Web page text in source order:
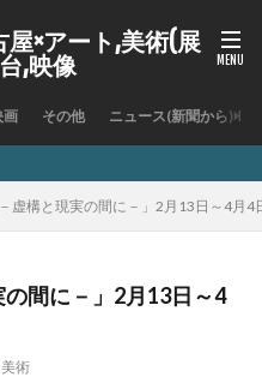
屋×アート,美術(展
,映像
画 その他 ニュース(新聞から)
－虚構と現実の間に－」2月13日～4月4
の間に－」2月13日～4
美術